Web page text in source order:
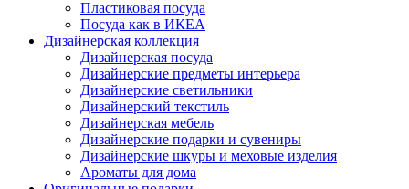
Пластиковая посуда
Посуда как в ИКЕА
Дизайнерская коллекция
Дизайнерская посуда
Дизайнерские предметы интерьера
Дизайнерские светильники
Дизайнерский текстиль
Дизайнерская мебель
Дизайнерские подарки и сувениры
Дизайнерские шкуры и меховые изделия
Ароматы для дома